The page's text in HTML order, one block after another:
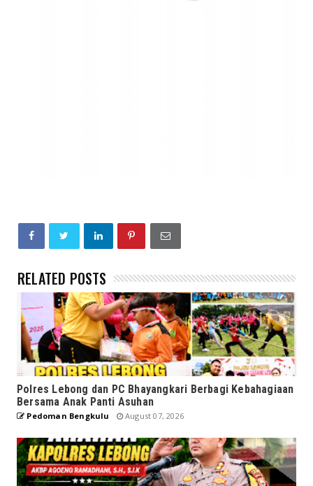
RELATED POSTS
Polres Lebong dan PC Bhayangkari Berbagi Kebahagiaan
Bersama Anak Panti Asuhan
Pedoman Bengkulu August 07, 2026